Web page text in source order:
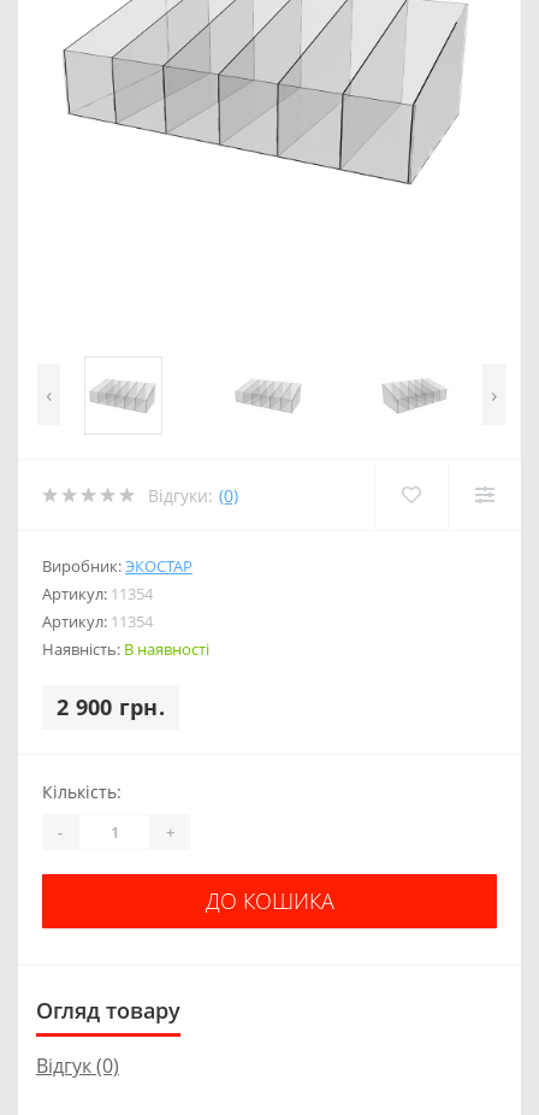
‹ ›
Відгуки: (0)
Виробник:ЭКОСТАР
Артикул: 11354
Артикул: 11354
Наявність: В наявності
2 900 грн.
Кількість:
- +
ДО КОШИКА
Огляд товару
Відгук (0)